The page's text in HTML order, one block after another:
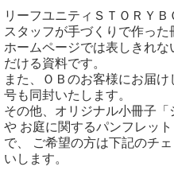
リーフユニティＳＴＯＲＹ
スタッフが手づくりで作った
ホームページでは表しきれ
だける資料です。
また、ＯＢのお客様にお届
号も同封いたします。
その他、オリジナル小冊子「
や お庭に関するパンフレッ
で、 ご希望の方は下記のチ
いします。